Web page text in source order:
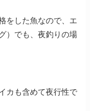
をした魚なので、エ
）でも、夜釣りの場
カも含めて夜行性で